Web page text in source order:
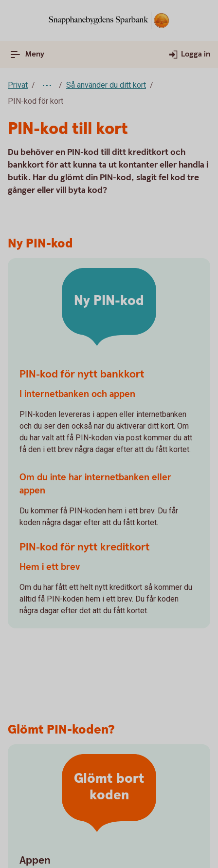
Meny Logga in
Privat
Så använder du ditt kort
PIN-kod för kort
PIN-kod till kort
Du behöver en PIN-kod till ditt kreditkort och
bankkort för att kunna ta ut kontanter eller handla i
butik. Har du glömt din PIN-kod, slagit fel kod tre
gånger eller vill byta kod?
Ny PIN-kod
Ny PIN-kod
PIN-kod för nytt bankkort
I internetbanken och appen
PIN-koden levereras i appen eller internetbanken
och du ser den också när du aktiverar ditt kort. Om
du har valt att få PIN-koden via post kommer du att
få den i ett brev några dagar efter att du fått kortet.
Om du inte har internetbanken eller
appen
Du kommer få PIN-koden hem i ett brev. Du får
koden några dagar efter att du fått kortet.
PIN-kod för nytt kreditkort
Hem i ett brev
Om du har fått ett helt nytt kreditkort så kommer du
alltid få PIN-koden hem i ett brev. Du får koden
några dagar efter det att du fått kortet.
Glömt PIN-koden?
Glömt bort
koden
Appen